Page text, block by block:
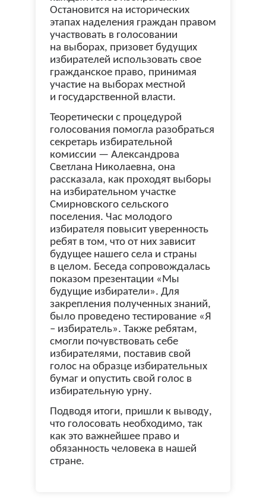
Остановится на исторических
этапах наделения граждан правом
участвовать в голосовании
на выборах, призовет будущих
избирателей использовать свое
гражданское право, принимая
участие на выборах местной
и государственной власти.
Теоретически с процедурой
голосования помогла разобраться
секретарь избирательной
комиссии — Александрова
Светлана Николаевна, она
рассказала, как проходят выборы
на избирательном участке
Смирновского сельского
поселения. Час молодого
избирателя повысит уверенность
ребят в том, что от них зависит
будущее нашего села и страны
в целом. Беседа сопровождалась
показом презентации «Мы
будущие избиратели». Для
закрепления полученных знаний,
было проведено тестирование «Я
– избиратель». Также ребятам,
смогли почувствовать себе
избирателями, поставив свой
голос на образце избирательных
бумаг и опустить свой голос в
избирательную урну.
Подводя итоги, пришли к выводу,
что голосовать необходимо, так
как это важнейшее право и
обязанность человека в нашей
стране.